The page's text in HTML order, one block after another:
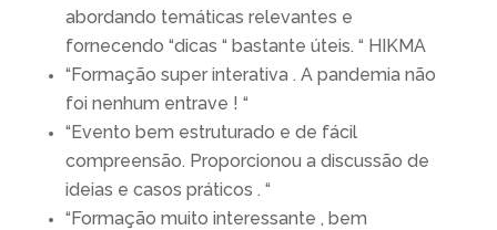
abordando temáticas relevantes e
fornecendo “dicas “ bastante úteis. “ HIKMA
“Formação super interativa . A pandemia não
foi nenhum entrave ! “
“Evento bem estruturado e de fácil
compreensão. Proporcionou a discussão de
ideias e casos práticos . “
“Formação muito interessante , bem